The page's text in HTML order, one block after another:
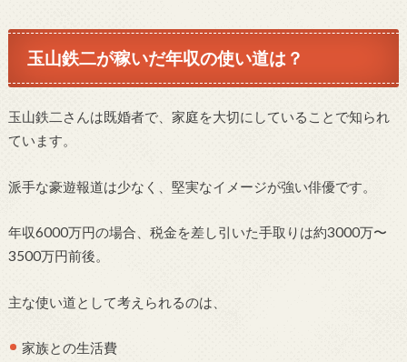
玉山鉄二が稼いだ年収の使い道は？
玉山鉄二さんは既婚者で、家庭を大切にしていることで知られ
ています。
派手な豪遊報道は少なく、堅実なイメージが強い俳優です。
年収6000万円の場合、税金を差し引いた手取りは約3000万〜
3500万円前後。
主な使い道として考えられるのは、
家族との生活費